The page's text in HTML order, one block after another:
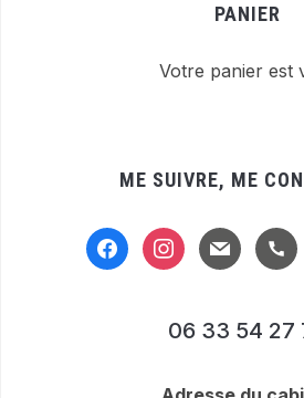
PANIER
Votre panier est
ME SUIVRE, ME
facebookinstagram
mail
06 33 54 27